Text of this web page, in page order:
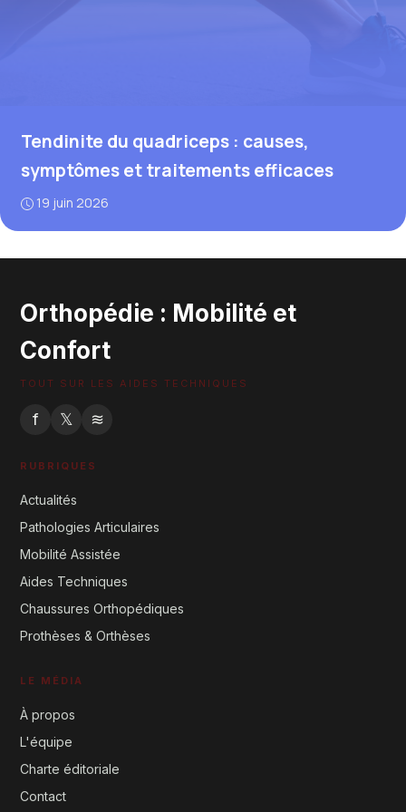
Tendinite du quadriceps : causes,
symptômes et traitements efficaces
19 juin 2026
Orthopédie : Mobilité et
Confort
TOUT SUR LES AIDES TECHNIQUES
f 𝕏 ≋
RUBRIQUES
Actualités
Pathologies Articulaires
Mobilité Assistée
Aides Techniques
Chaussures Orthopédiques
Prothèses & Orthèses
LE MÉDIA
À propos
L'équipe
Charte éditoriale
Contact